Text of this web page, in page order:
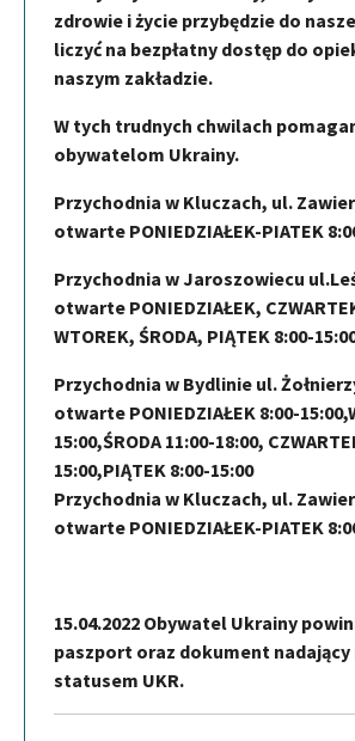
zdrowie i życie przybędzie do
liczyć na bezpłatny dostęp do
naszym zakładzie.
W tych trudnych chwilach
obywatelom Ukrainy.
Przychodnia w Kluczach, ul.
otwarte PONIEDZIAŁEK-PIATEK
Przychodnia w Jaroszowiecu
otwarte PONIEDZIAŁEK,
WTOREK, ŚRODA, PIĄTEK 8:00-
Przychodnia w Bydlinie ul.
otwarte PONIEDZIAŁEK 8:00-
15:00,ŚRODA 11:00-18:00,
15:00,PIĄTEK 8:00-15:00
Przychodnia w Kluczach, ul.
otwarte PONIEDZIAŁEK-PIATEK
15.04.2022 Obywatel Ukrainy
paszport oraz dokument nadający
statusem UKR.